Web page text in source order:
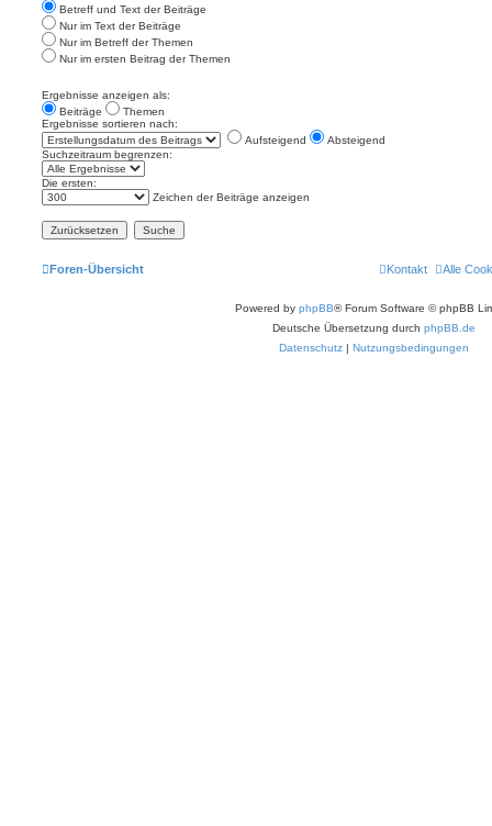
Betreff und Text der Beiträge
Nur im Text der Beiträge
Nur im Betreff der Themen
Nur im ersten Beitrag der Themen
Ergebnisse anzeigen als:
Beiträge
Themen
Ergebnisse sortieren nach:
Aufsteigend
Absteigend
Suchzeitraum begrenzen:
Die ersten:
Zeichen der Beiträge anzeigen
Foren-Übersicht Alle
Kontakt
Powered by phpBB® Forum Software © phpBB
Deutsche Übersetzung durch phpBB.de
Datenschutz | Nutzungsbedingungen